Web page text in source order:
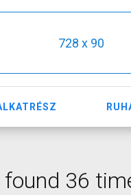
728 x 90
36